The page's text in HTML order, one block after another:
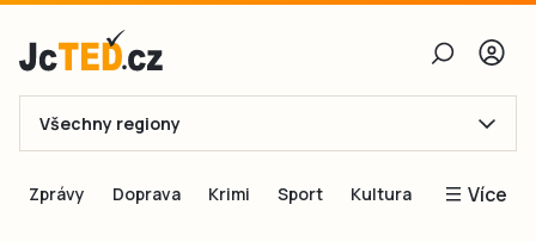
E-mail
Všechny regiony
Zprávy Doprava Krimi Sport Kultura Více